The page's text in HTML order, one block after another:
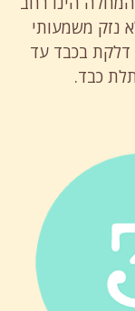
נזק משמעותי
דלקת בכבד עד
כבד.